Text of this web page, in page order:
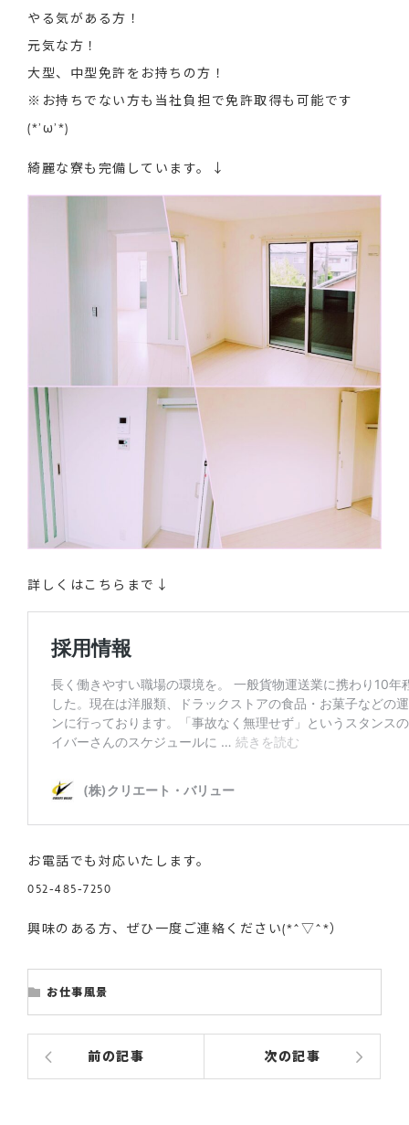
やる気がある方！
元気な方！
大型、中型免許をお持ちの方！
※お持ちでない方も当社負担で免許取得も可能です
(*’ω’*)
綺麗な寮も完備しています。↓
詳しくはこちらまで↓
お電話でも対応いたします。
052-485-7250
興味のある方、ぜひ一度ご連絡ください(*^▽^*）
お仕事風景
前の記事 次の記事